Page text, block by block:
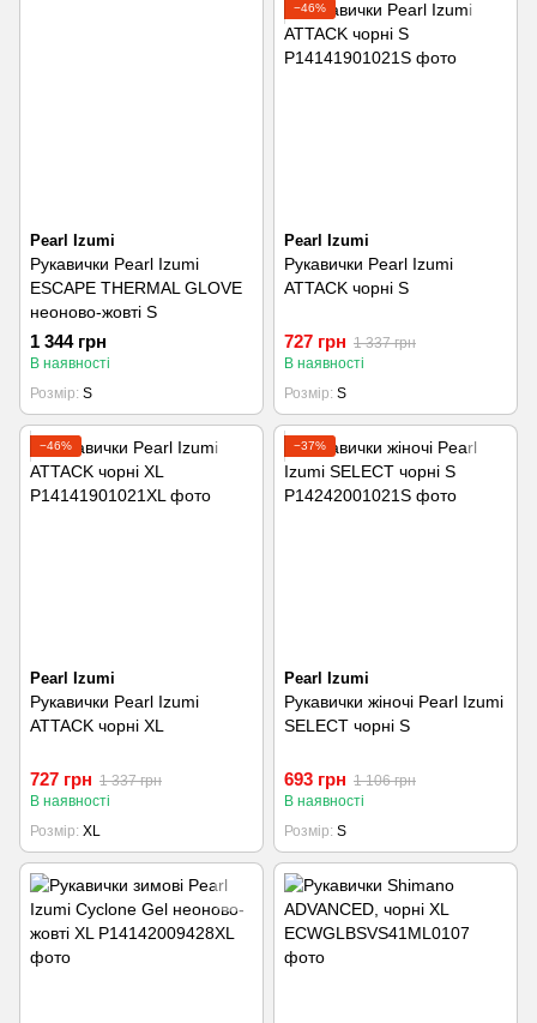
Pearl Izumi
Рукавички Pearl Izumi
ESCAPE THERMAL GLOVE
неоново-жовті S
1 344 грн
В наявності
Розмір S
−46%
Pearl Izumi
Рукавички Pearl Izumi
ATTACK чорні S
727 грн 1 337 грн
В наявності
Розмір S
−46%
Pearl Izumi
Рукавички Pearl Izumi
ATTACK чорні XL
727 грн 1 337 грн
В наявності
Розмір XL
−37%
Pearl Izumi
Рукавички жіночі Pearl Izumi
SELECT чорні S
693 грн 1 106 грн
В наявності
Розмір S